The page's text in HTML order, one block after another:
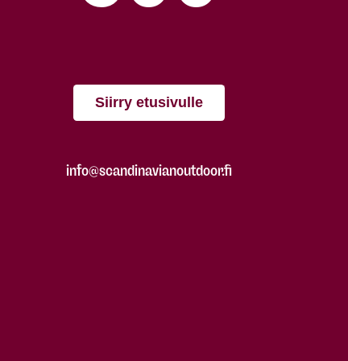
Siirry etusivulle
info@scandinavianoutdoor.fi